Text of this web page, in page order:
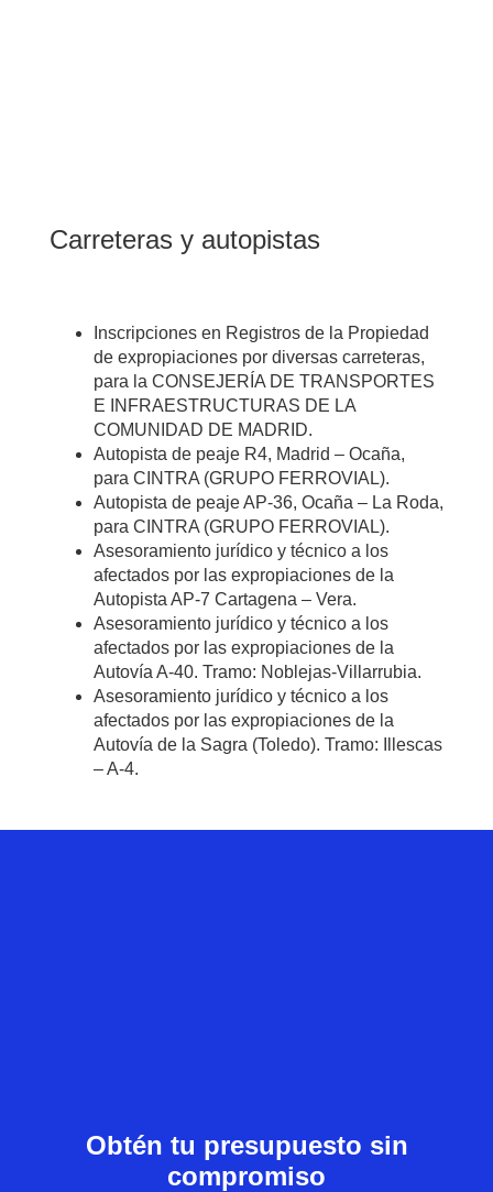
Carreteras y autopistas
Inscripciones en Registros de la Propiedad
de expropiaciones por diversas carreteras,
para la CONSEJERÍA DE TRANSPORTES
E INFRAESTRUCTURAS DE LA
COMUNIDAD DE MADRID.
Autopista de peaje R4, Madrid – Ocaña,
para CINTRA (GRUPO FERROVIAL).
Autopista de peaje AP-36, Ocaña – La Roda,
para CINTRA (GRUPO FERROVIAL).
Asesoramiento jurídico y técnico a los
afectados por las expropiaciones de la
Autopista AP-7 Cartagena – Vera.
Asesoramiento jurídico y técnico a los
afectados por las expropiaciones de la
Autovía A-40. Tramo: Noblejas-Villarrubia.
Asesoramiento jurídico y técnico a los
afectados por las expropiaciones de la
Autovía de la Sagra (Toledo). Tramo: Illescas
– A-4.
Obtén tu presupuesto sin
compromiso